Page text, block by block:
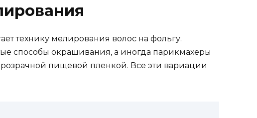
технику мелирования волос на фольгу.
способы окрашивания, а иногда парикмахеры
пищевой пленкой. Все эти вариации